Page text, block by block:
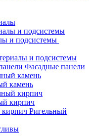
и подсистемы
и подсистемы
Фасадные панели
камень
кирпич
Ригельный